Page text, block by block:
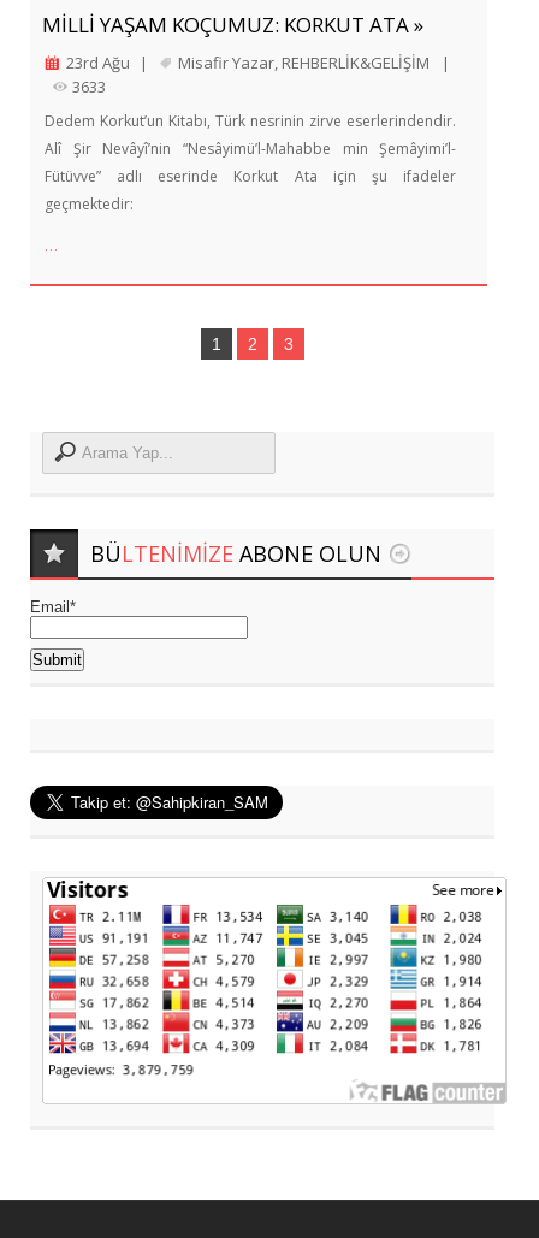
MİLLİ YAŞAM KOÇUMUZ: KORKUT ATA »
23rd Ağu | Misafir Yazar, REHBERLİK&GELİŞİM
|
3633
Dedem Korkut’un Kitabı, Türk nesrinin zirve eserlerindendir.
Alî Şir Nevâyî’nin “Nesâyimü’l-Mahabbe min Şemâyimi’l-
Fütüvve” adlı eserinde Korkut Ata için şu ifadeler
geçmektedir:
…
1 2 3
BÜLTENIMIZE ABONE OLUN
Email*